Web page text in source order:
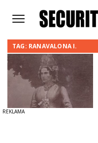
TAG: RANAVALONA I.